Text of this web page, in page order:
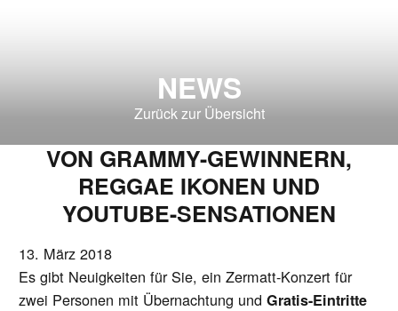
NEWS
Zurück zur Übersicht
VON GRAMMY-GEWINNERN,
REGGAE IKONEN UND
YOUTUBE-SENSATIONEN
13. März 2018
Es gibt Neuigkeiten für Sie, ein Zermatt-Konzert für
zwei Personen mit Übernachtung undGratis-Eintritte